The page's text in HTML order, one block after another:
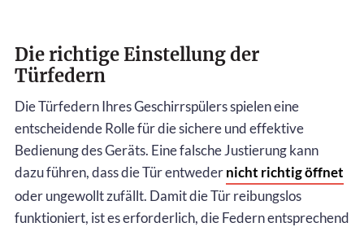
Die richtige Einstellung der
Türfedern
Die Türfedern Ihres Geschirrspülers spielen eine
entscheidende Rolle für die sichere und effektive
Bedienung des Geräts. Eine falsche Justierung kann
dazu führen, dass die Tür entwedernicht richtig öffnet
oder ungewollt zufällt. Damit die Tür reibungslos
funktioniert, ist es erforderlich, die Federn entsprechend